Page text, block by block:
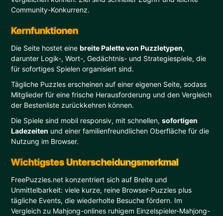
Community-Konkurrenz.
Kernfunktionen
Die Seite hostet einebreite Palette von Puzzletypen,
darunter Logik-, Wort-, Gedächtnis- und Strategiespiele, die
für sofortiges Spielen organisiert sind.
Tägliche Puzzles erscheinen auf einer eigenen Seite, sodass
Mitglieder für eine frische Herausforderung und den Vergleich
der Bestenliste zurückkehren können.
Die Spiele sind mobil responsiv, mit schnellen,sofortigen
Ladezeiten und einer familienfreundlichen Oberfläche für die
Nutzung im Browser.
Wichtigstes Unterscheidungsmerkmal
FreePuzzles.net konzentriert sich auf Breite und
Unmittelbarkeit: viele kurze, reine Browser-Puzzles plus
tägliche Events, die wiederholte Besuche fördern. Im
Vergleich zu Mahjong-onlines ruhigem Einzelspieler-Mahjong-